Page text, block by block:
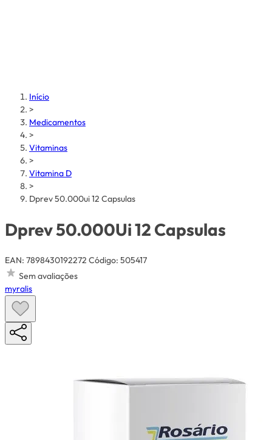
Início
>
Medicamentos
>
Vitaminas
>
Vitamina D
>
Dprev 50.000ui 12 Capsulas
Dprev 50.000Ui 12 Capsulas
EAN: 7898430192272 Código: 505417
Sem avaliações
myralis